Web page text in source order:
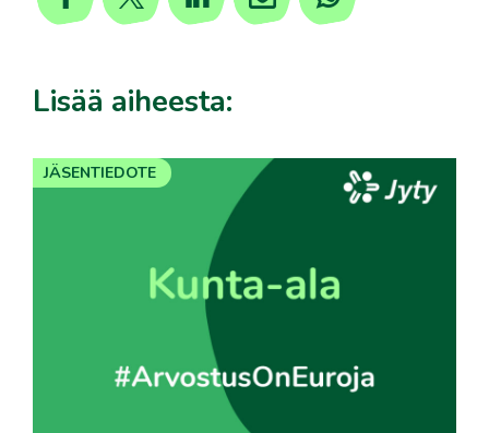
Lisää aiheesta:
JÄSENTIEDOTE